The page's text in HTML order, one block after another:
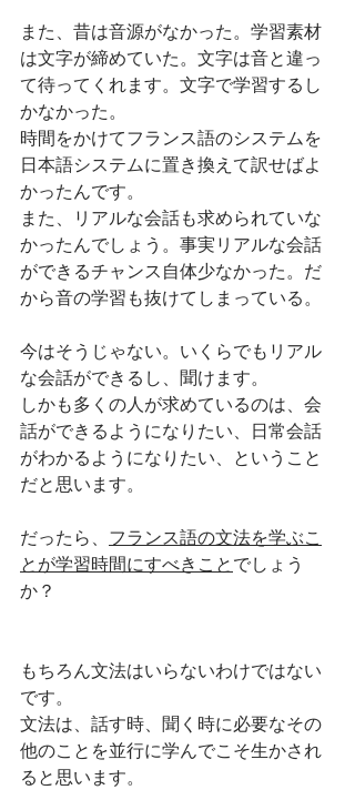
また、昔は音源がなかった。学習素材
は文字が締めていた。文字は音と違っ
て待ってくれます。文字で学習するし
かなかった。
時間をかけてフランス語のシステムを
日本語システムに置き換えて訳せばよ
かったんです。
また、リアルな会話も求められていな
かったんでしょう。事実リアルな会話
ができるチャンス自体少なかった。だ
から音の学習も抜けてしまっている。
今はそうじゃない。いくらでもリアル
な会話ができるし、聞けます。
しかも多くの人が求めているのは、会
話ができるようになりたい、日常会話
がわかるようになりたい、ということ
だと思います。
だったら、 フランス語の文法を学ぶこ
とが学習時間にすべきこと でしょう
か？
もちろん文法はいらないわけではない
です。
文法は、話す時、聞く時に必要なその
他のことを並行に学んでこそ生かされ
ると思います。